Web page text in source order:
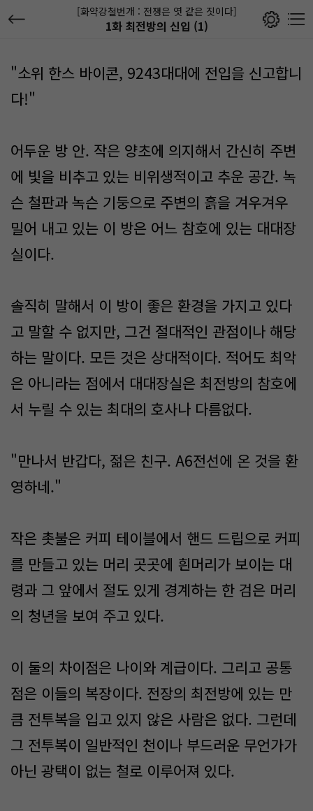
[화약강철번개 : 전쟁은 엿 같은 짓이다]
1화 최전방의 신입 (1)
"소위 한스 바이콘, 9243대대에 전입을 신고합니
다!"
어두운 방 안. 작은 양초에 의지해서 간신히 주변
에 빛을 비추고 있는 비위생적이고 추운 공간. 녹
슨 철판과 녹슨 기둥으로 주변의 흙을 겨우겨우
밀어 내고 있는 이 방은 어느 참호에 있는 대대장
실이다.
솔직히 말해서 이 방이 좋은 환경을 가지고 있다
고 말할 수 없지만, 그건 절대적인 관점이나 해당
하는 말이다. 모든 것은 상대적이다. 적어도 최악
은 아니라는 점에서 대대장실은 최전방의 참호에
서 누릴 수 있는 최대의 호사나 다름없다.
"만나서 반갑다, 젊은 친구. A6전선에 온 것을 환
영하네."
작은 촛불은 커피 테이블에서 핸드 드립으로 커피
를 만들고 있는 머리 곳곳에 흰머리가 보이는 대
령과 그 앞에서 절도 있게 경계하는 한 검은 머리
의 청년을 보여 주고 있다.
이 둘의 차이점은 나이와 계급이다. 그리고 공통
점은 이들의 복장이다. 전장의 최전방에 있는 만
큼 전투복을 입고 있지 않은 사람은 없다. 그런데
그 전투복이 일반적인 천이나 부드러운 무언가가
아닌 광택이 없는 철로 이루어져 있다.